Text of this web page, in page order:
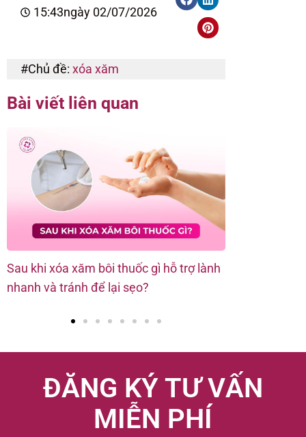
15:43ngày 02/07/2026
#Chủ đề: xóa xăm
Bài viết liên quan
Sau khi xóa xăm bôi thuốc gì hỗ trợ lành
nhanh và tránh để lại sẹo?
ĐĂNG KÝ TƯ VẤN
MIỄN PHÍ